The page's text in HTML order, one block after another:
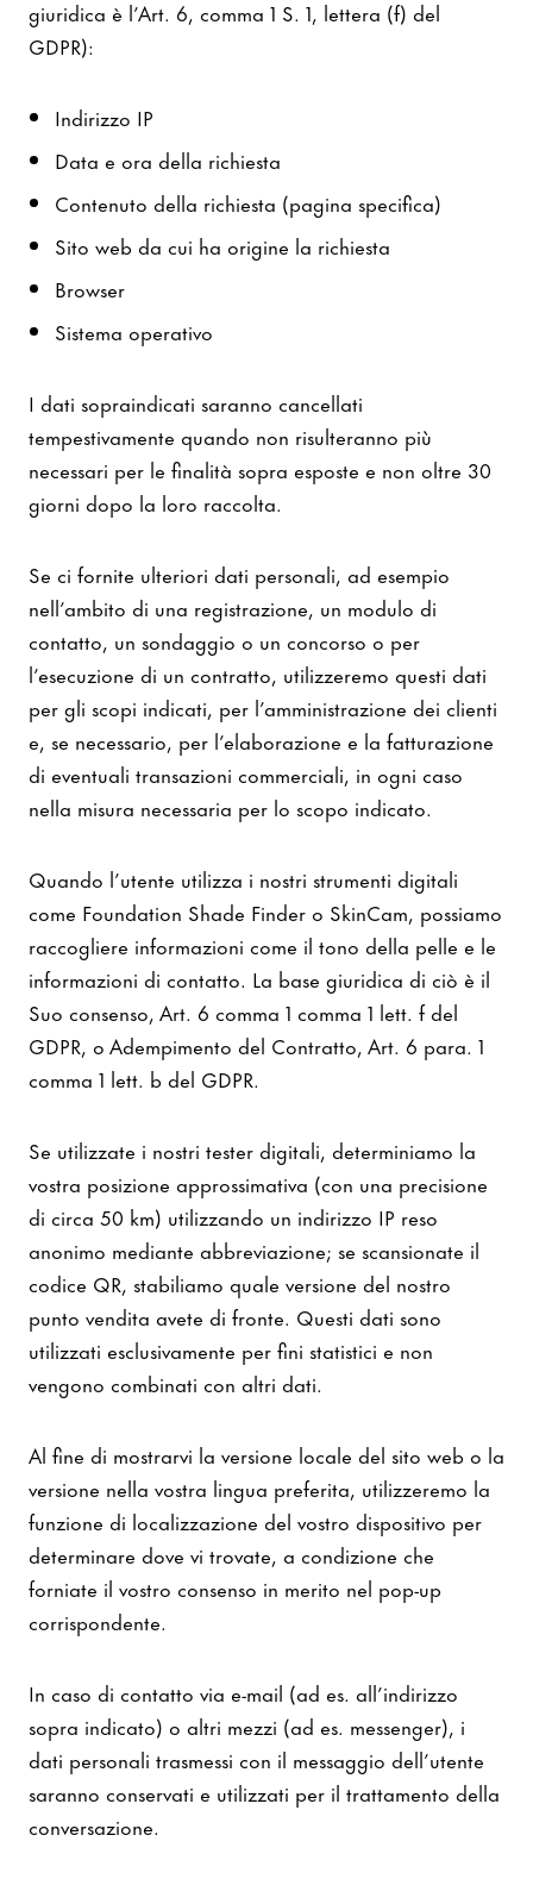
giuridica è l’Art. 6, comma 1 S. 1, lettera (f) del
GDPR):
Indirizzo IP
Data e ora della richiesta
Contenuto della richiesta (pagina specifica)
Sito web da cui ha origine la richiesta
Browser
Sistema operativo
I dati sopraindicati saranno cancellati
tempestivamente quando non risulteranno più
necessari per le finalità sopra esposte e non oltre 30
giorni dopo la loro raccolta.
Se ci fornite ulteriori dati personali, ad esempio
nell’ambito di una registrazione, un modulo di
contatto, un sondaggio o un concorso o per
l’esecuzione di un contratto, utilizzeremo questi dati
per gli scopi indicati, per l’amministrazione dei clienti
e, se necessario, per l’elaborazione e la fatturazione
di eventuali transazioni commerciali, in ogni caso
nella misura necessaria per lo scopo indicato.
Quando l’utente utilizza i nostri strumenti digitali
come Foundation Shade Finder o SkinCam, possiamo
raccogliere informazioni come il tono della pelle e le
informazioni di contatto. La base giuridica di ciò è il
Suo consenso, Art. 6 comma 1 comma 1 lett. f del
GDPR, o Adempimento del Contratto, Art. 6 para. 1
comma 1 lett. b del GDPR.
Se utilizzate i nostri tester digitali, determiniamo la
vostra posizione approssimativa (con una precisione
di circa 50 km) utilizzando un indirizzo IP reso
anonimo mediante abbreviazione; se scansionate il
codice QR, stabiliamo quale versione del nostro
punto vendita avete di fronte. Questi dati sono
utilizzati esclusivamente per fini statistici e non
vengono combinati con altri dati.
Al fine di mostrarvi la versione locale del sito web o la
versione nella vostra lingua preferita, utilizzeremo la
funzione di localizzazione del vostro dispositivo per
determinare dove vi trovate, a condizione che
forniate il vostro consenso in merito nel pop-up
corrispondente.
In caso di contatto via e-mail (ad es. all’indirizzo
sopra indicato) o altri mezzi (ad es. messenger), i
dati personali trasmessi con il messaggio dell’utente
saranno conservati e utilizzati per il trattamento della
conversazione.